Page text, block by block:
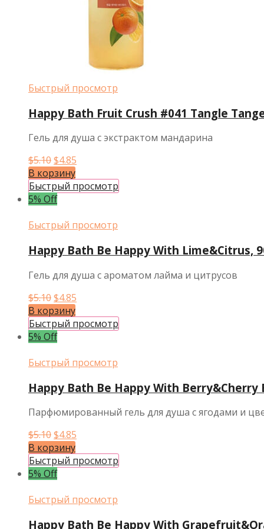
Быстрый просмотр
Happy Bath Fruit Crush #041 Tangle
Гель для душа с экстрактом мандарина
$5.10Первоначальная
цена
составляла
$5.10.
$4.85
$4.85.
В корзину
Быстрый просмотр
5% Off
Быстрый просмотр
Happy Bath Be Happy With Lime&Citrus,
Гель для душа с ароматом лайма и цитрусов
$5.10Первоначальная
цена
составляла
$5.10.
$4.85
$4.85.
В корзину
Быстрый просмотр
5% Off
Быстрый просмотр
Happy Bath Be Happy With Berry&Cherry
Парфюмированный гель для душа с ягодами и
$5.10Первоначальная
цена
составляла
$5.10.
$4.85
$4.85.
В корзину
Быстрый просмотр
5% Off
Быстрый просмотр
Happy Bath Be Happy With